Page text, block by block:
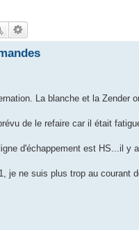
La blanche et la Zender
de le refaire car il était
d'échappement est HS...il y
je ne suis plus trop au